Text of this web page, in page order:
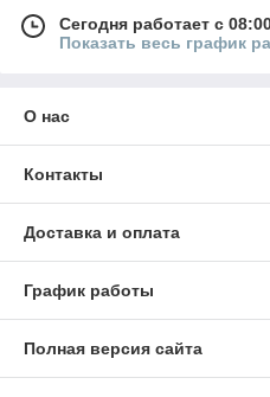
Сегодня работает с
Показать весь график
О нас
Контакты
Доставка и оплата
График работы
Полная версия сайта